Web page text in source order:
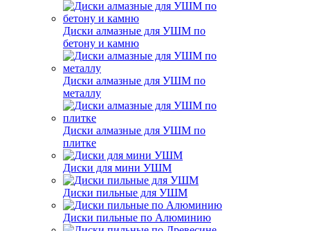
Диски алмазные для УШМ по
бетону и камню
Диски алмазные для УШМ по
металлу
Диски алмазные для УШМ по
плитке
Диски для мини УШМ
Диски пильные для УШМ
Диски пильные по Алюминию